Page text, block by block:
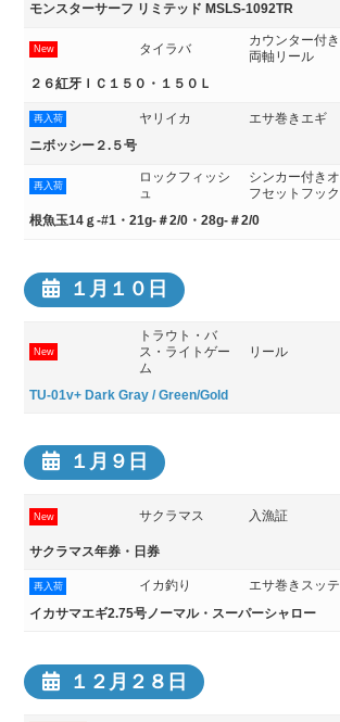
モンスターサーフ リミテッド MSLS-1092TR
New タイラバ
カウンター付き
両軸リール
２６紅牙ＩＣ１５０・１５０Ｌ
再入荷 ヤリイカ エサ巻きエギ
ニボッシー２.５号
再入荷
ロックフィッシ
ュ
シンカー付きオ
フセットフック
根魚玉14ｇ‐#1・21g-＃2/0・28g-＃2/0
１月１０日
New
トラウト・バ
ス・ライトゲー
ム
リール
TU-01v+ Dark Gray / Green/Gold
１月９日
New サクラマス 入漁証
サクラマス年券・日券
再入荷 イカ釣り エサ巻きスッテ
イカサマエギ2.75号ノーマル・スーパーシャロー
１２月２８日